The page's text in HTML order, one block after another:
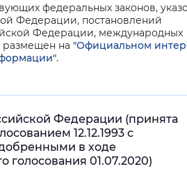
Увеличенный
Цвет сайта
Синий фон
Изображения
федеральных законов,
Федерации, постановлений
Федерации, международных
размещен на "Официальном
.
Федерации (принята
12.12.1993 с
в ходе
голосования 01.07.2020)